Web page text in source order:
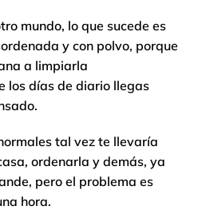
mundo, lo que sucede es
y con polvo, porque
a limpiarla
los días de diario llegas
tal vez te llevaría
ordenarla y demás, ya
pero el problema es
hora.